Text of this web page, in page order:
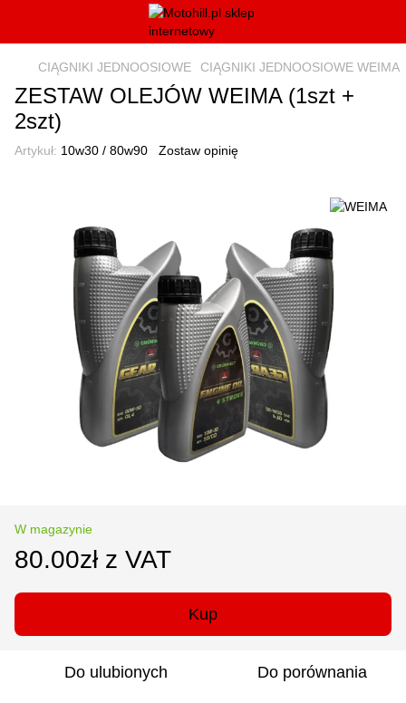
CIĄGNIKI JEDNOOSIOWE CIĄGNIKI JEDNOOSIOWE WEIMA
ZESTAW OLEJÓW WEIMA (1szt +
2szt)
Artykuł: 10w30 / 80w90 Zostaw opinię
W magazynie
80.00zł z VAT
Kup
Do ulubionych Do porównania